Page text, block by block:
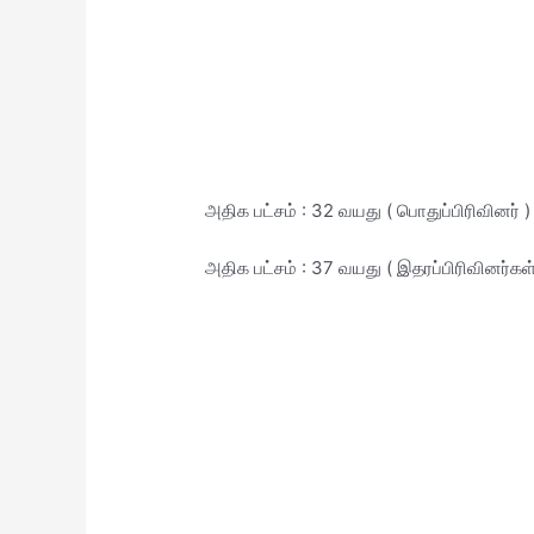
அதிக பட்சம் : 32 வயது ( பொதுப்பிரிவினர் )
அதிக பட்சம் : 37 வயது (